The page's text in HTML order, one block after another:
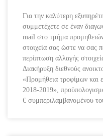
Για την καλύτερη
συμμετέχετε σε έναν
mail στο τμήμα
στοιχεία σας ώστε να σας
περίπτωση αλλαγής
Διακήρυξη διεθνούς
«Προμήθεια τροφίμων και
2018-2019»,
€ συμπεριλαμβανομένου